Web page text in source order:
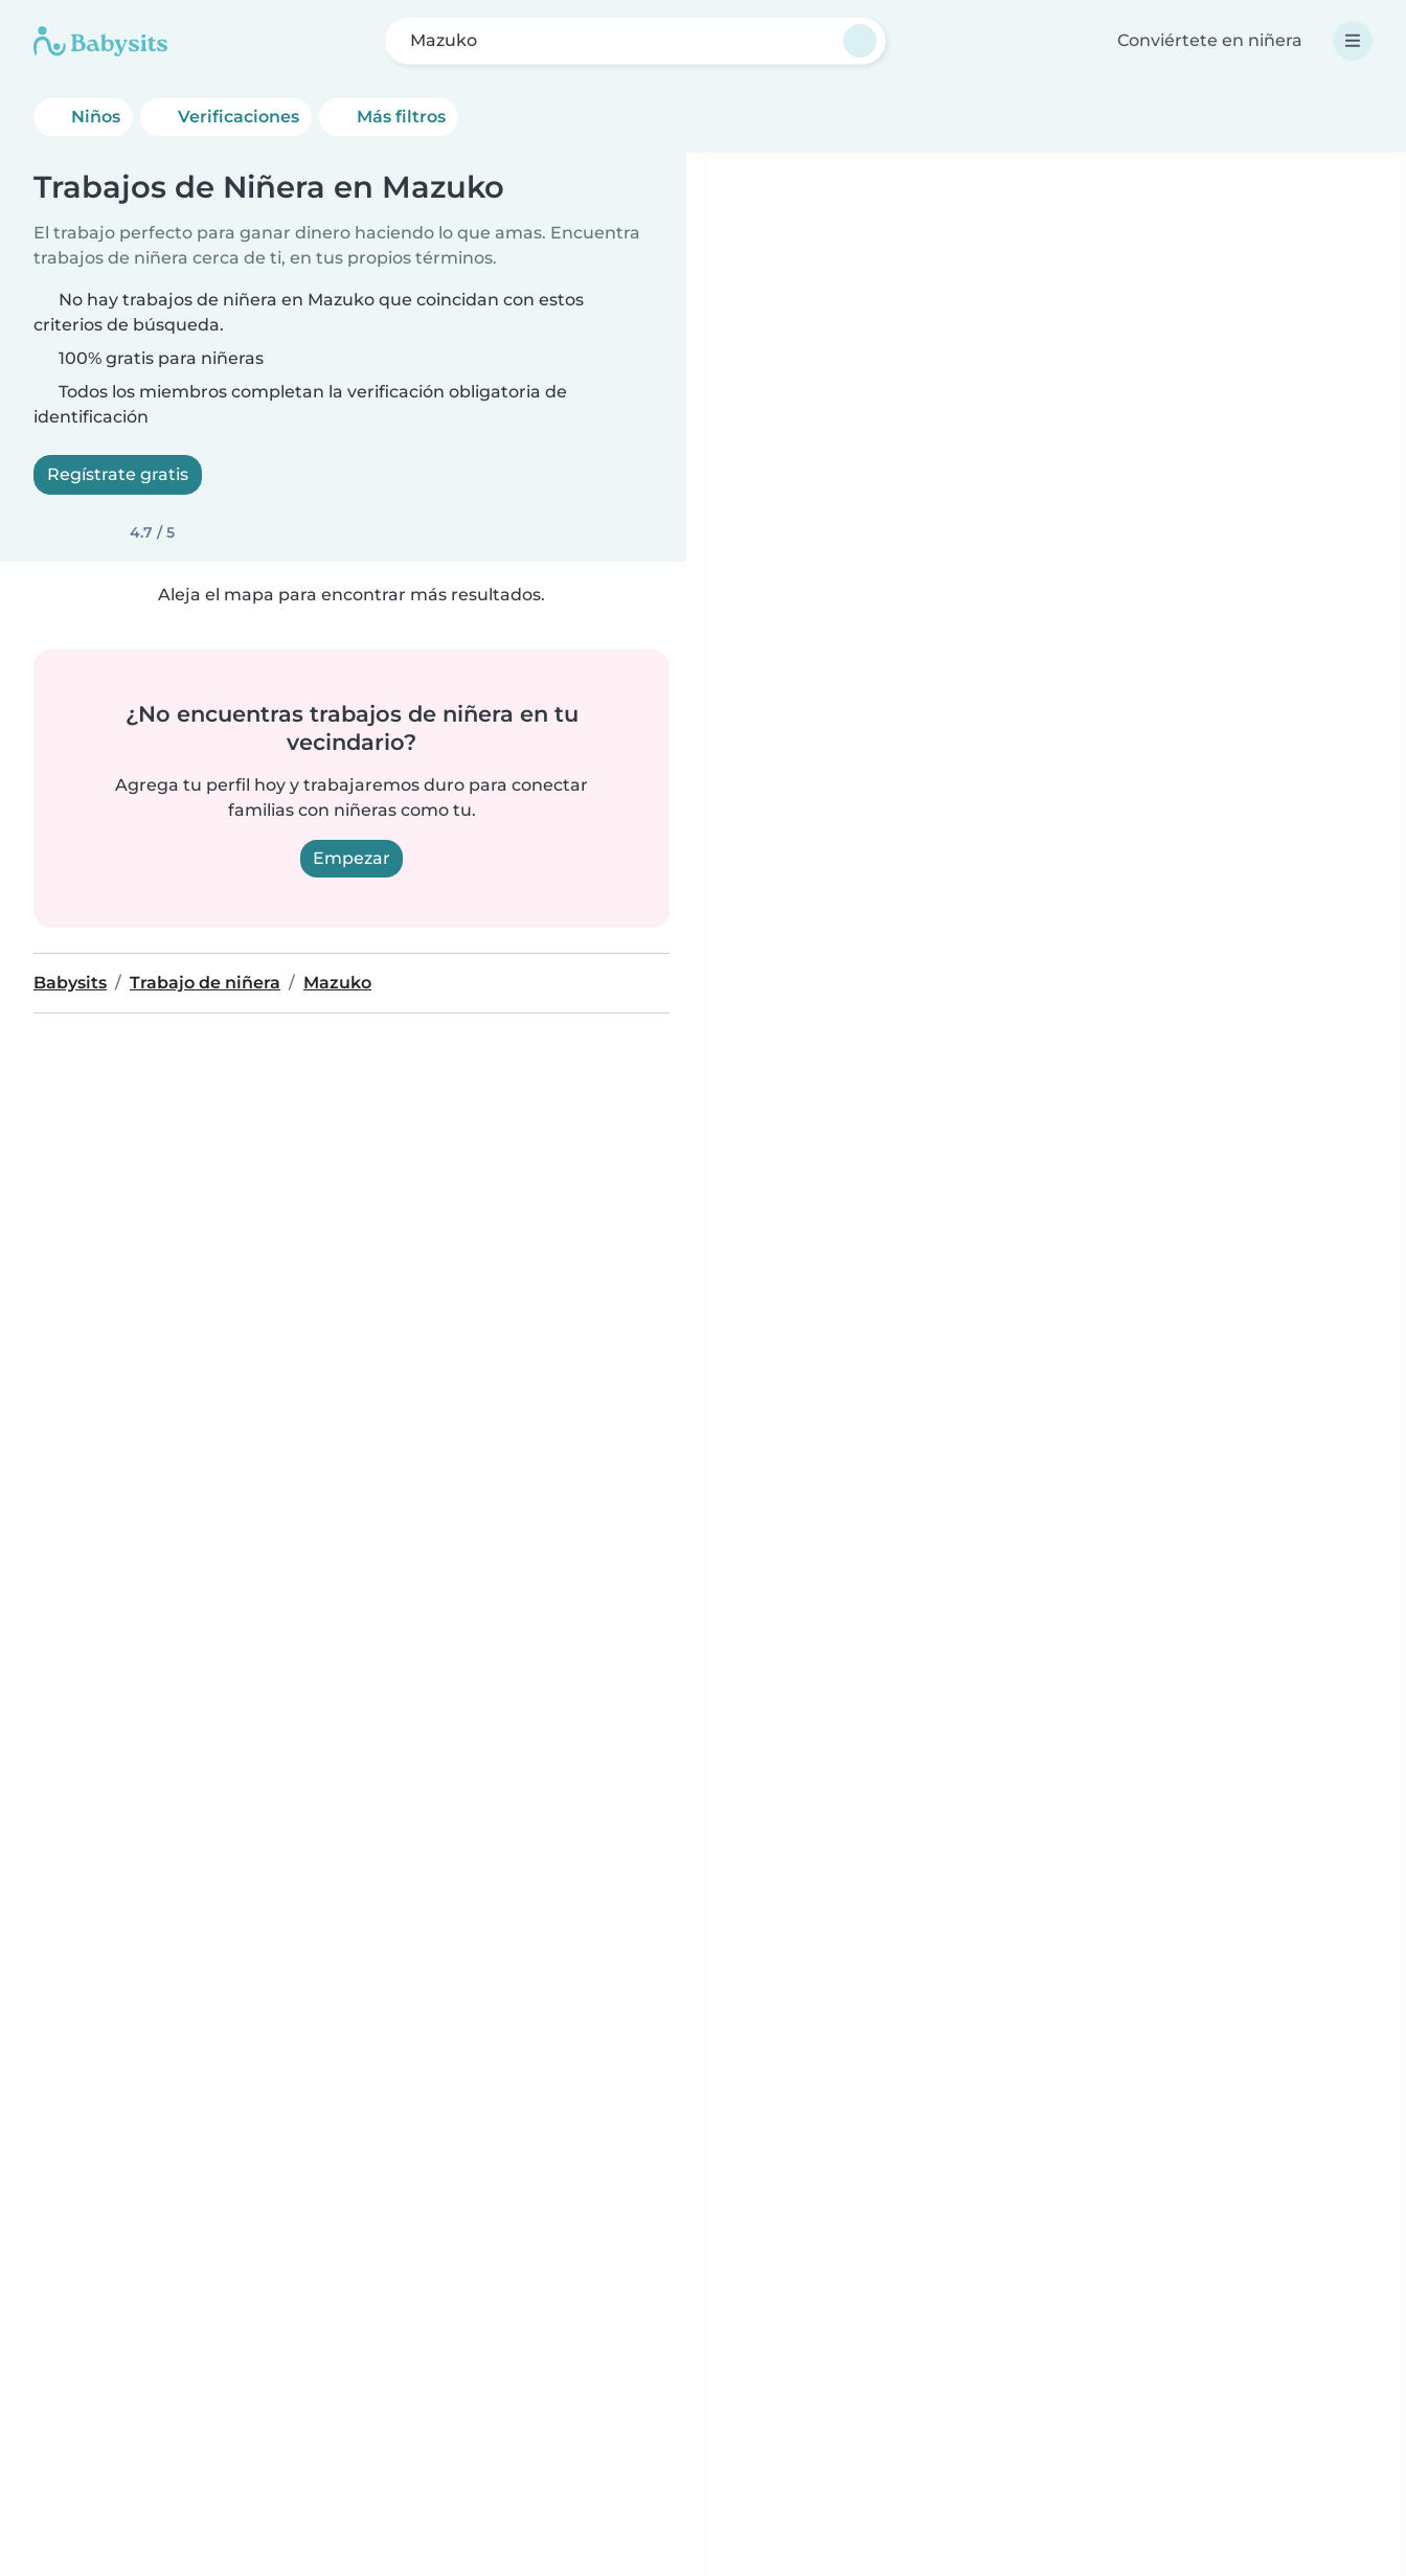
Mazuko Conviértete en niñera
Niños Verificaciones Más filtros
Trabajos de Niñera en Mazuko
El trabajo perfecto para ganar dinero haciendo lo que amas. Encuentra
trabajos de niñera cerca de ti, en tus propios términos.
No hay trabajos de niñera en Mazuko que coincidan con estos
criterios de búsqueda.
100% gratis para niñeras
Todos los miembros completan la verificación obligatoria de
identificación
Regístrate gratis
4.7 / 5
Aleja el mapa para encontrar más resultados.
¿No encuentras trabajos de niñera en tu
vecindario?
Agrega tu perfil hoy y trabajaremos duro para conectar
familias con niñeras como tu.
Empezar
Babysits Trabajo de niñera Mazuko